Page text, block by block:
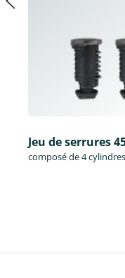
Jeu de serrures
composé de 4